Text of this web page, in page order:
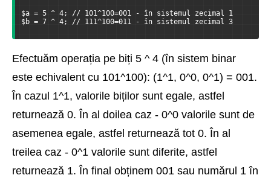
$a = 5 ^ 4; // 101^100=001 - în sistemul zecimal 1
$b = 7 ^ 4; // 111^100=011 - în sistemul zecimal 3
Efectuăm operația pe biți 5 ^ 4 (în sistem binar
este echivalent cu 101^100): (1^1, 0^0, 0^1) = 001.
În cazul 1^1, valorile biților sunt egale, astfel
returnează 0. În al doilea caz - 0^0 valorile sunt de
asemenea egale, astfel returnează tot 0. În al
treilea caz - 0^1 valorile sunt diferite, astfel
returnează 1. În final obținem 001 sau numărul 1 în